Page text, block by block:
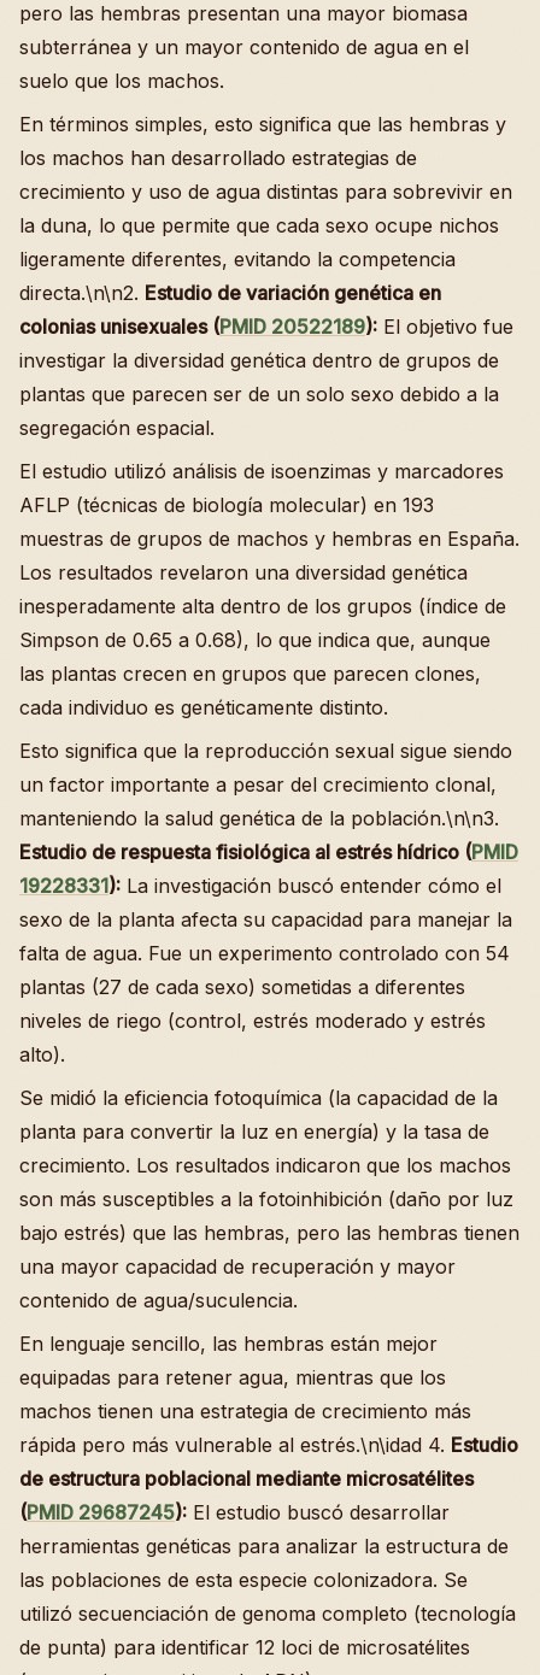
pero las hembras presentan una mayor biomasa
subterránea y un mayor contenido de agua en el
suelo que los machos.
En términos simples, esto significa que las hembras y
los machos han desarrollado estrategias de
crecimiento y uso de agua distintas para sobrevivir en
la duna, lo que permite que cada sexo ocupe nichos
ligeramente diferentes, evitando la competencia
directa.\n\n2. Estudio de variación genética en
colonias unisexuales (PMID 20522189): El objetivo fue
investigar la diversidad genética dentro de grupos de
plantas que parecen ser de un solo sexo debido a la
segregación espacial.
El estudio utilizó análisis de isoenzimas y marcadores
AFLP (técnicas de biología molecular) en 193
muestras de grupos de machos y hembras en España.
Los resultados revelaron una diversidad genética
inesperadamente alta dentro de los grupos (índice de
Simpson de 0.65 a 0.68), lo que indica que, aunque
las plantas crecen en grupos que parecen clones,
cada individuo es genéticamente distinto.
Esto significa que la reproducción sexual sigue siendo
un factor importante a pesar del crecimiento clonal,
manteniendo la salud genética de la población.\n\n3.
Estudio de respuesta fisiológica al estrés hídrico (PMID
19228331): La investigación buscó entender cómo el
sexo de la planta afecta su capacidad para manejar la
falta de agua. Fue un experimento controlado con 54
plantas (27 de cada sexo) sometidas a diferentes
niveles de riego (control, estrés moderado y estrés
alto).
Se midió la eficiencia fotoquímica (la capacidad de la
planta para convertir la luz en energía) y la tasa de
crecimiento. Los resultados indicaron que los machos
son más susceptibles a la fotoinhibición (daño por luz
bajo estrés) que las hembras, pero las hembras tienen
una mayor capacidad de recuperación y mayor
contenido de agua/suculencia.
En lenguaje sencillo, las hembras están mejor
equipadas para retener agua, mientras que los
machos tienen una estrategia de crecimiento más
rápida pero más vulnerable al estrés.\n\idad 4. Estudio
de estructura poblacional mediante microsatélites
(PMID 29687245): El estudio buscó desarrollar
herramientas genéticas para analizar la estructura de
las poblaciones de esta especie colonizadora. Se
utilizó secuenciación de genoma completo (tecnología
de punta) para identificar 12 loci de microsatélites